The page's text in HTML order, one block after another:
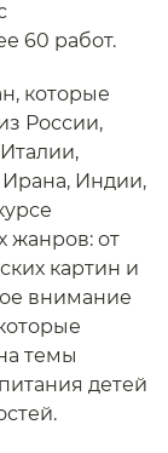
60 работ.
которые
России,
Ирана, Индии,
жанров: от
картин и
внимание
темы
детей